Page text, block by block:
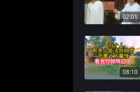
02:01
08:10